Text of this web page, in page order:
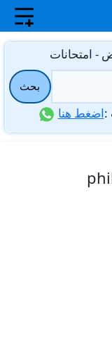
- امتحانات
بحث
:اضغط هنا